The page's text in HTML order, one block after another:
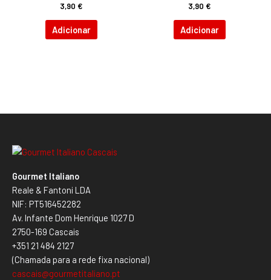
3,90 €
Adicionar
3,90 €
Adicionar
Gourmet Italiano
Reale & Fantoni LDA
NIF: PT516452282
Av. Infante Dom Henrique 1027 D
2750-169 Cascais
+351 21 484 2127
(Chamada para a rede fixa nacional)
cascais@gourmetitaliano.pt